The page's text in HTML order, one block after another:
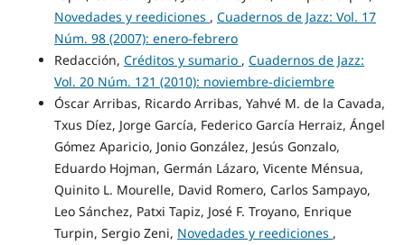
Novedades y reediciones , Cuadernos de Jazz: Vol. 17
Núm. 98 (2007): enero-febrero
Redacción, Créditos y sumario , Cuadernos de Jazz:
Vol. 20 Núm. 121 (2010): noviembre-diciembre
Óscar Arribas, Ricardo Arribas, Yahvé M. de la Cavada,
Txus Díez, Jorge García, Federico García Herraiz, Ángel
Gómez Aparicio, Jonio González, Jesús Gonzalo,
Eduardo Hojman, Germán Lázaro, Vicente Ménsua,
Quinito L. Mourelle, David Romero, Carlos Sampayo,
Leo Sánchez, Patxi Tapiz, José F. Troyano, Enrique
Turpin, Sergio Zeni, Novedades y reediciones ,